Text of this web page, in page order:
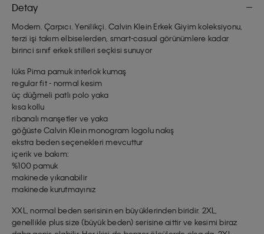
Detay
Modern. Çarpıcı. Yenilikçi. Calvin Klein Erkek Giyim koleksiyonu,
terzi işi takım elbiselerden, smart-casual görünümlere kadar
birinci sınıf erkek stilleri seçkisi sunuyor
lüks Pima pamuk interlok kumaş
regular fit - normal kesim
üç düğmeli patlı polo yaka
kısa kollu
ribanalı manşetler ve yaka
göğüste Calvin Klein monogram logolu nakış
ekstra beden seçenekleri mevcuttur
içerik ve bakım:
%100 pamuk
makinede yıkanabilir
makinede kurutmayınız
XXL, normal beden serisinin en büyüklerinden biridir. 2XL,
genellikle plus size (büyük beden) serisine aittir ve kesimi biraz